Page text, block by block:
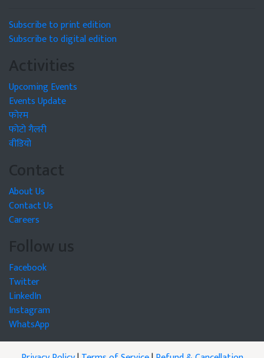
Subscribe to print edition
Subscribe to digital edition
Activities
Upcoming Events
Events Update
फोरम
फोटो गैलरी
वीडियो
Contact
About Us
Contact Us
Careers
Follow us
Facebook
Twitter
LinkedIn
Instagram
WhatsApp